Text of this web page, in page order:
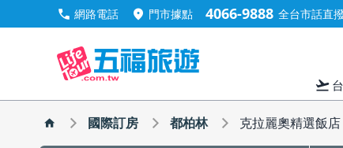
call 網路電話 location_on 門市據點 4066-9888 全台市話直
flight_takeoff
國際訂房 都柏林 克拉麗奧精選飯店